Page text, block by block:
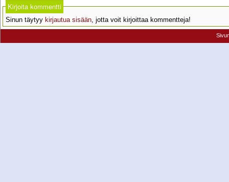
Kirjoita kommentti
Sinun täytyy kirjautua sisään, jotta voit kirjoittaa kommentteja!